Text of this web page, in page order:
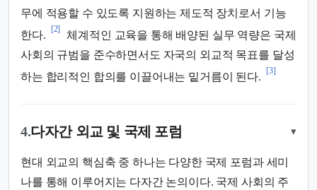
무에 적용할 수 있도록 지원하는 제도적 장치로서 기능
한다.
[2]
체계적인 교육을 통해 배양된 실무 역량은 국제
사회의 규범을 준수하면서도 자국의 외교적 목표를 달성
하는 합리적인 합의를 이끌어내는 밑거름이 된다.
[3]
4.다자간 외교 및 국제 포럼 ▾
현대 외교의 핵심축 중 하나는 다양한 국제 포럼과 세미
나를 통해 이루어지는 다자간 논의이다. 국제 사회의 주